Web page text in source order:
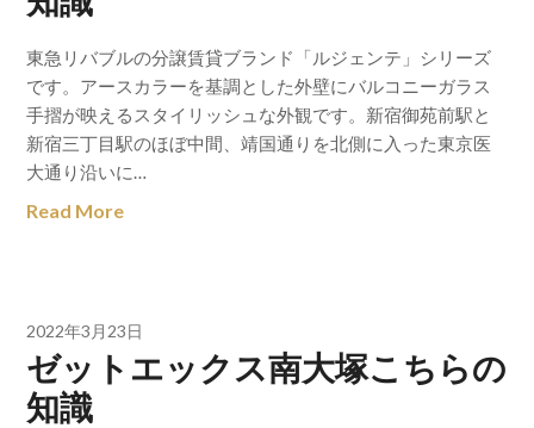
東急リバブルの分譲賃貸ブランド「ルジェンテ」シリーズ
です。アースカラーを基調とした外壁にバルコニーガラス
手摺が映えるスタイリッシュな外観です。新宿御苑前駅と
新宿三丁目駅のほぼ中間、靖国通りを北側に入った東京医
大通り沿いに…
Read More
2022年3月23日
ゼットエックス南大塚こちらの
知識